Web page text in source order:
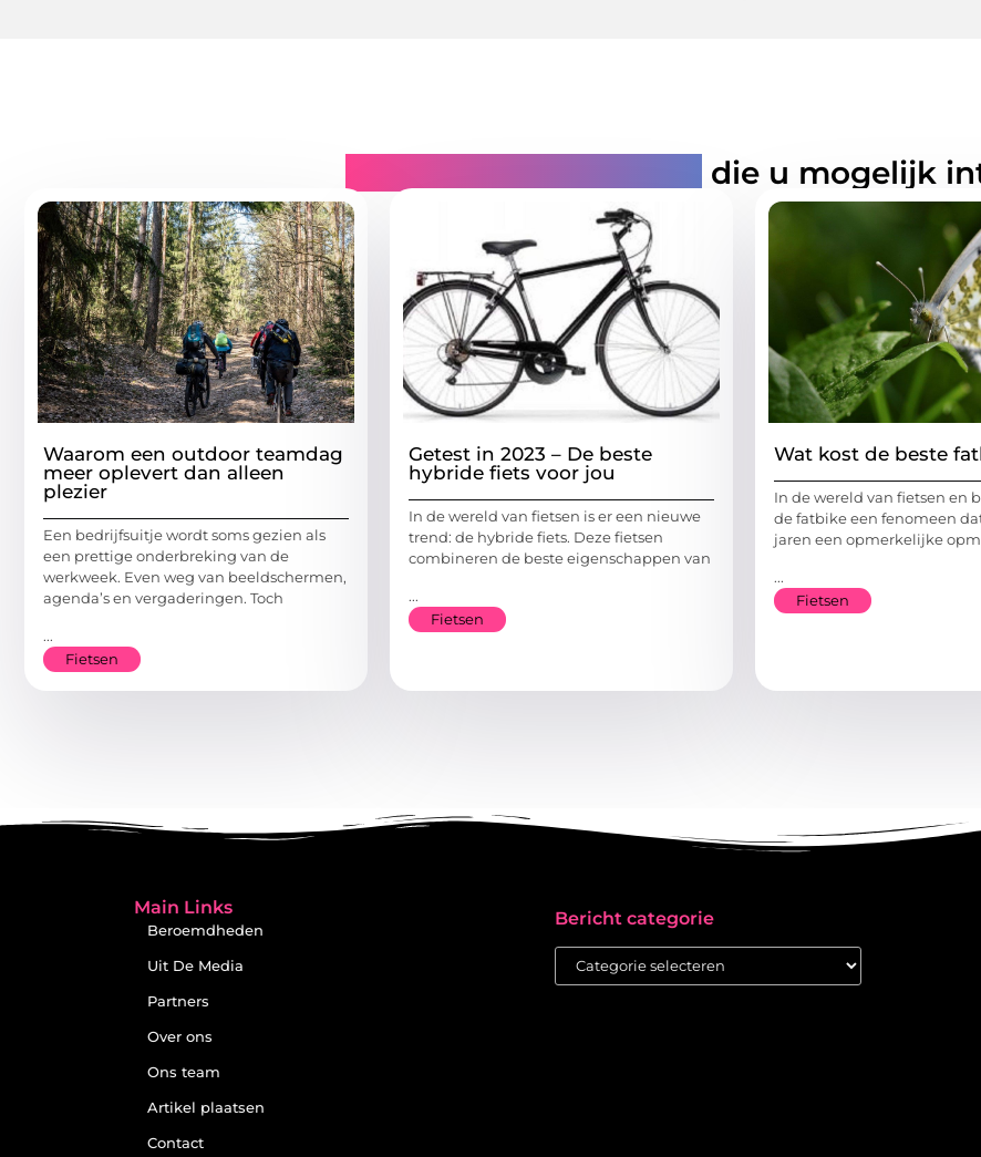
die u mogelijk
Waarom een outdoor teamdag
meer oplevert dan alleen
plezier
Een bedrijfsuitje wordt soms gezien als
een prettige onderbreking van de
werkweek. Even weg van beeldschermen,
agenda’s en vergaderingen. Toch
...
Fietsen
Getest in 2023 – De beste
hybride fiets voor jou
In de wereld van fietsen is er een nieuwe
trend: de hybride fiets. Deze fietsen
combineren de beste eigenschappen van
...
Fietsen
Wat kost de beste
In de wereld van fietsen en
de fatbike een fenomeen
jaren een opmerkelijke
...
Fietsen
Main Links
Beroemdheden
Uit De Media
Partners
Over ons
Ons team
Artikel plaatsen
Contact
Bericht categorie